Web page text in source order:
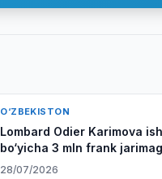
O‘ZBEKISTON
Lombard Odier Karimova
bo‘yicha 3 mln frank
tortildi
28/07/2026